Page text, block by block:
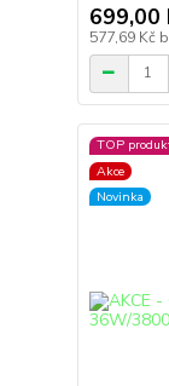
699,00
577,69 Kč
TOP
Akce
Novinka